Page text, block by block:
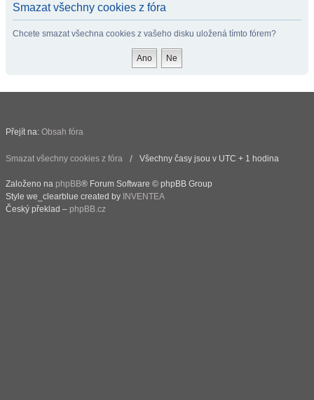
Smazat všechny cookies z fóra
Chcete smazat všechna cookies z vašeho disku uložená tímto fórem?
Přejít na: Obsah fóra
Smazat všechny cookies z fóra Všechny časy jsou v UTC + 1 hodina
Založeno na phpBB® Forum Software © phpBB Group
Style we_clearblue created by INVENTEA
Český překlad – phpBB.cz